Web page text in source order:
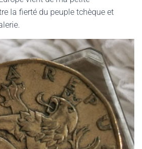
la fierté du peuple tchèque et